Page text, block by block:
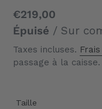
Prix
normal
€219,00
Épuisé / Sur
Taxes incluses.
passage à la caisse.
Taille